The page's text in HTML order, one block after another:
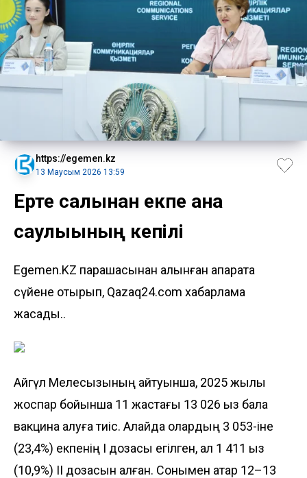
https://egemen.kz
13 Маусым 2026 13:59
Ерте салынған екпе ана
саулығының кепілі
Egemen.KZ парақшасынан алынған ақпаратқа
сүйене отырып, Qazaq24.com хабарлама
жасады..
Айгүл Мелесқызының айтуынша, 2025 жылы
жоспар бойынша 11 жастағы 13 026 қыз бала
вакцина алуға тиіс. Алайда олардың 3 053-іне
(23,4%) екпенің І дозасы егілген, ал 1 411 қыз
(10,9%) ІІ дозасын алған. Сонымен қатар 12–13